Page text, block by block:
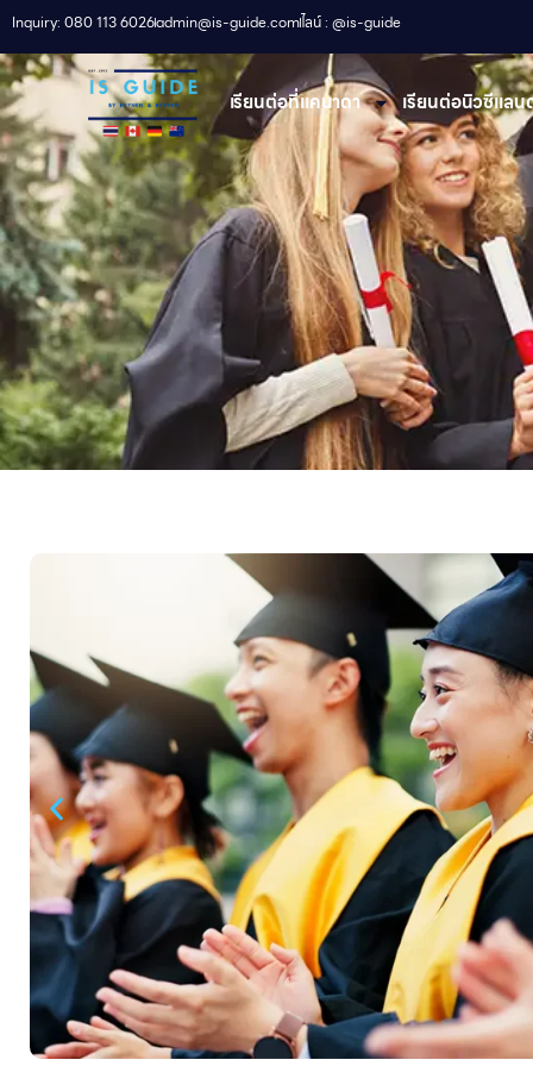
Inquiry: 080 113 6026admin@is-guide.comไลน์ : @is-guide
เรียนต่อที่เเคนาดา เรียนต่อนิวซีแลน